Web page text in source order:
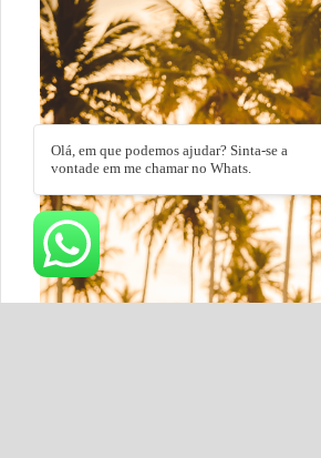
Olá, em que podemos ajudar? Sinta-se a
vontade em me chamar no Whats.